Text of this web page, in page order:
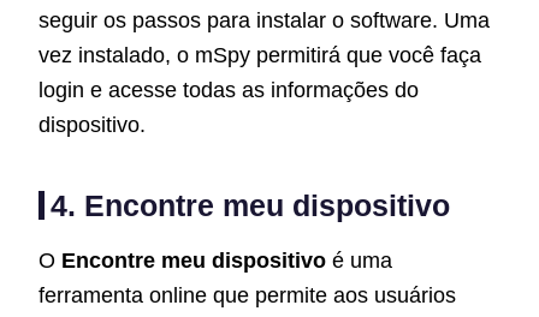
seguir os passos para instalar o software. Uma
vez instalado, o mSpy permitirá que você faça
login e acesse todas as informações do
dispositivo.
4. Encontre meu dispositivo
O Encontre meu dispositivo é uma
ferramenta online que permite aos usuários